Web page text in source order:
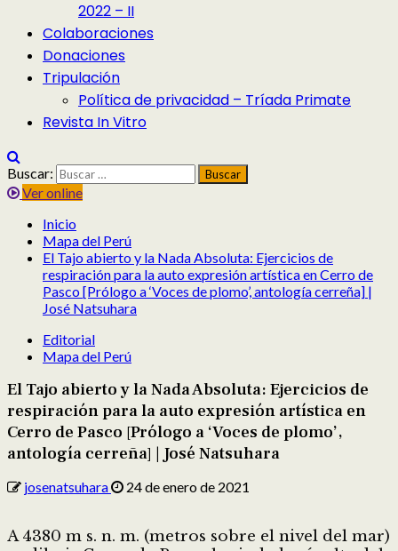
2022 – II
Colaboraciones
Donaciones
Tripulación
Política de privacidad – Tríada Primate
Revista In Vitro
Buscar:
Ver online
Inicio
Mapa del Perú
El Tajo abierto y la Nada Absoluta: Ejercicios de
respiración para la auto expresión artística en Cerro de
Pasco [Prólogo a ‘Voces de plomo’, antología cerreña] |
José Natsuhara
Editorial
Mapa del Perú
El Tajo abierto y la Nada Absoluta: Ejercicios de
respiración para la auto expresión artística en
Cerro de Pasco [Prólogo a ‘Voces de plomo’,
antología cerreña] | José Natsuhara
josenatsuhara 24 de enero de 2021
A 4380 m s. n. m. (metros sobre el nivel del mar)